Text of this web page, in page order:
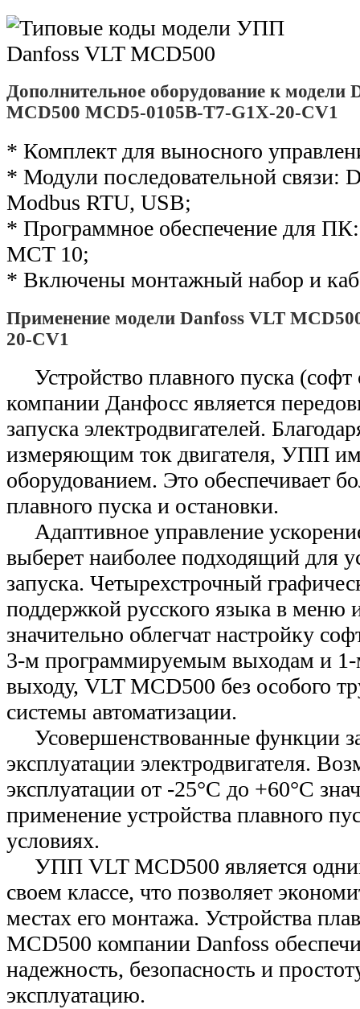
Дополнительное оборудование к модели
MCD500 MCD5-0105B-T7-G1X-20-CV1
* Комплект для выносного
* Модули последовательной связи:
Modbus RTU, USB;
* Программное обеспечение для
MCT 10;
* Включены монтажный набор и
Применение модели Danfoss VLT
20-CV1
Устройство плавного пуска (софт
компании Данфосс является
запуска электродвигателей.
измеряющим ток двигателя, УПП
оборудованием. Это обеспечивает
плавного пуска и остановки.
Адаптивное управление
выберет наиболее подходящий для
запуска. Четырехстрочный
поддержкой русского языка в меню
значительно облегчат настройку
3-м программируемым выходам и 1-
выходу, VLT MCD500 без особого
системы автоматизации.
Усовершенствованные функции
эксплуатации электродвигателя.
эксплуатации от -25°С до +60°С
применение устройства плавного
условиях.
УПП VLT MCD500 является
своем классе, что позволяет
местах его монтажа. Устройства
MCD500 компании Danfoss
надежность, безопасность и
эксплуатацию.